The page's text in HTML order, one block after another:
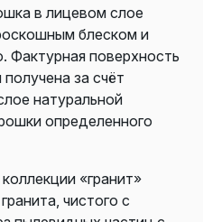
в лицевом слое
блеском и
Фактурная поверхность
за счёт
натуральной
определенного
«гранит»
чистого с